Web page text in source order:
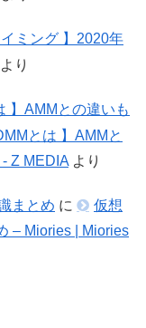
ミング 】2020年
より
】AMMとの違いも
とは 】AMMと
Z MEDIA より
まとめ に
仮想
– Miories | Miories